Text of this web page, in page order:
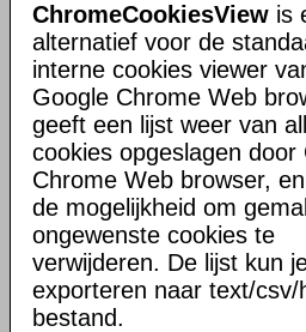
ChromeCookiesView is
alternatief voor de
interne cookies viewer
Google Chrome Web
geeft een lijst weer van
cookies opgeslagen door
Chrome Web browser,
de mogelijkheid om
ongewenste cookies te
verwijderen. De lijst kun
exporteren naar text/csv/
bestand.